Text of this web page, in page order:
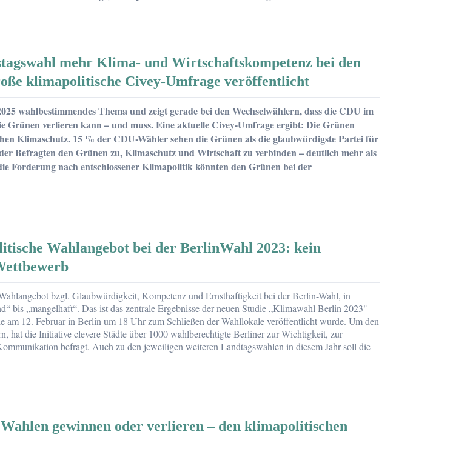
mehr Klima- und Wirtschaftskompetenz bei den
klimapolitische Civey-Umfrage veröffentlicht
wahlbestimmendes Thema und zeigt gerade bei den Wechselwählern, dass die CDU im
verlieren kann – und muss. Eine aktuelle Civey-Umfrage ergibt: Die Grünen
Klimaschutz. 15 % der CDU-Wähler sehen die Grünen als die glaubwürdigste Partei für
Befragten den Grünen zu, Klimaschutz und Wirtschaft zu verbinden – deutlich mehr als
Forderung nach entschlossener Klimapolitik könnten den Grünen bei der
Wahlangebot bei der BerlinWahl 2023: kein
bzgl. Glaubwürdigkeit, Kompetenz und Ernsthaftigkeit bei der Berlin-Wahl, in
bis „mangelhaft“. Das ist das zentrale Ergebnisse der neuen Studie „Klimawahl Berlin 2023"
am 12. Februar in Berlin um 18 Uhr zum Schließen der Wahllokale veröffentlicht wurde. Um den
hat die Initiative clevere Städte über 1000 wahlberechtigte Berliner zur Wichtigkeit, zur
befragt. Auch zu den jeweiligen weiteren Landtagswahlen in diesem Jahr soll die
gewinnen oder verlieren – den klimapolitischen